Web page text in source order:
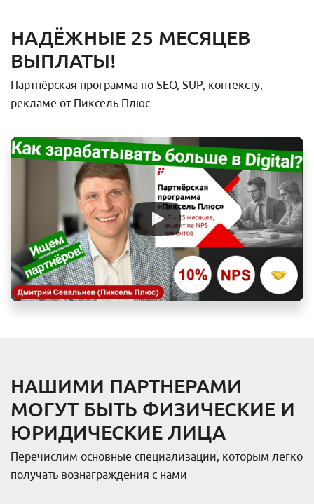
НАДЁЖНЫЕ 25 МЕСЯЦЕВ
ВЫПЛАТЫ!
Партнёрская программа по SEO, SUP, контексту,
рекламе от Пиксель Плюс
НАШИМИ ПАРТНЕРАМИ
МОГУТ БЫТЬ ФИЗИЧЕСКИЕ И
ЮРИДИЧЕСКИЕ ЛИЦА
Перечислим основные специализации, которым легко
получать вознаграждения с нами